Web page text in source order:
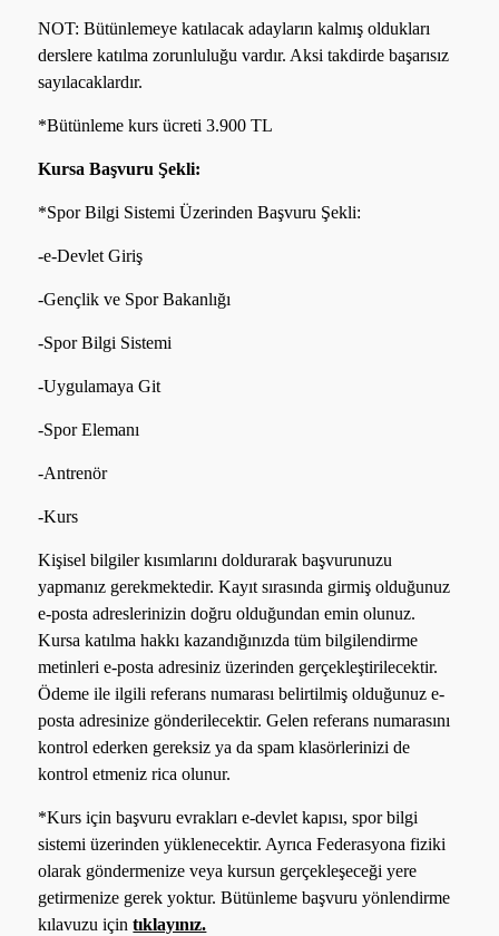
NOT: Bütünlemeye katılacak adayların kalmış oldukları
derslere katılma zorunluluğu vardır. Aksi takdirde başarısız
sayılacaklardır.
*Bütünleme kurs ücreti 3.900 TL
Kursa Başvuru Şekli:
*Spor Bilgi Sistemi Üzerinden Başvuru Şekli:
-e-Devlet Giriş
-Gençlik ve Spor Bakanlığı
-Spor Bilgi Sistemi
-Uygulamaya Git
-Spor Elemanı
-Antrenör
-Kurs
Kişisel bilgiler kısımlarını doldurarak başvurunuzu
yapmanız gerekmektedir. Kayıt sırasında girmiş olduğunuz
e-posta adreslerinizin doğru olduğundan emin olunuz.
Kursa katılma hakkı kazandığınızda tüm bilgilendirme
metinleri e-posta adresiniz üzerinden gerçekleştirilecektir.
Ödeme ile ilgili referans numarası belirtilmiş olduğunuz e-
posta adresinize gönderilecektir. Gelen referans numarasını
kontrol ederken gereksiz ya da spam klasörlerinizi de
kontrol etmeniz rica olunur.
*Kurs için başvuru evrakları e-devlet kapısı, spor bilgi
sistemi üzerinden yüklenecektir. Ayrıca Federasyona fiziki
olarak göndermenize veya kursun gerçekleşeceği yere
getirmenize gerek yoktur. Bütünleme başvuru yönlendirme
kılavuzu içintıklayınız.